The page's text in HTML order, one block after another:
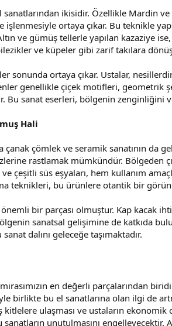
ikisidir. Özellikle Mardin ve
ortaya çıkar. Bu teknikle
ve gümüş tellerle yapılan kazaziye ise,
ve küpeler gibi zarif takılara
sonunda ortaya çıkar. Ustalar,
genellikle çiçek motifleri, geometrik
sanat eserleri, bölgenin zenginliğini
Hali
çömlek ve seramik sanatının da
rastlamak mümkündür. Bölgeden
çeşitli süs eşyaları, hem kullanım
teknikleri, bu ürünlere otantik bir
bir parçası olmuştur. Kap kacak
sanatsal gelişimine de katkıda
dalını geleceğe taşımaktadır.
en değerli parçalarından
birlikte bu el sanatlarına olan ilgi de
kitlelere ulaşması ve ustaların
unutulmasını engelleyecektir.